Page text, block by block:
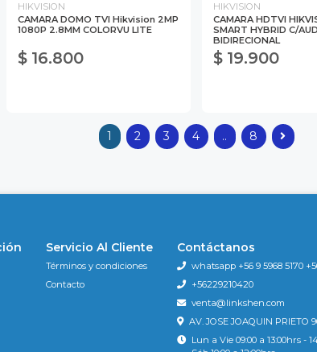
HIKVISION
CAMARA DOMO TVI Hikvision 2MP
1080P 2.8MM COLORVU LITE
$ 16.800
HIKVISION
CAMARA HDTVI
SMART HYBRID C/
BIDIRECIONAL
$ 19.900
1 2 3 4 .. 8
Servicio Al Cliente
Términos y condiciones
Contacto
Contáctanos
whatsapp +56 9 5968 5170
+56229210420
venta@linkshen.com
AV. JOSE JOAQUIN PRIETO
Lun a Vie 09:00 a 13:00hrs -